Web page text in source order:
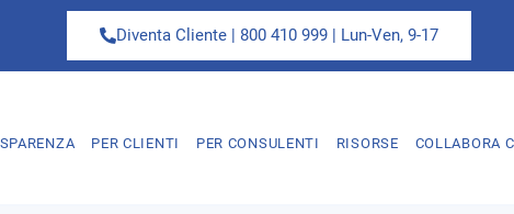
Diventa Cliente | 800 410 999 | Lun-Ven, 9-17
PER CLIENTI PER CONSULENTI RISORSE COLLABORA